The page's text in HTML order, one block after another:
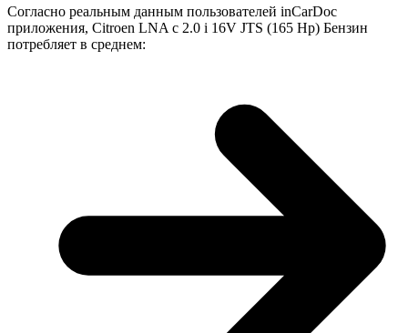
Согласно реальным данным пользователей inCarDoc
приложения, Citroen LNA с 2.0 i 16V JTS (165 Hp) Бензин
потребляет в среднем: